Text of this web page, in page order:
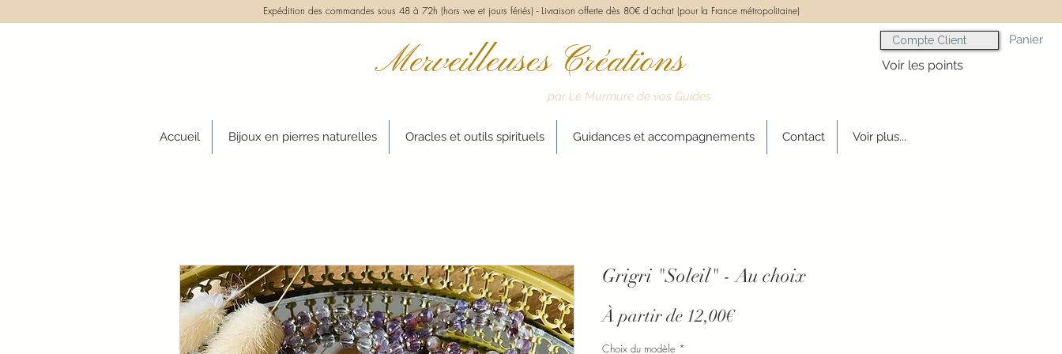
Expédition des commandes sous 48 à 72h (hors we et jours fériés) - Livraison offerte dès 80€ d'achat (pour la France métropolitaine)
Merveilleuses Créations Panier
Compte Client
Voir les points
par Le Murmure de vos Guides
Accueil Bijoux en pierres naturelles Oracles et outils spirituels Guidances et accompagnements Contact Voir plus...
Grigri "Soleil" - Au choix
À partir de 12,00€Prix
Choix du modèle *